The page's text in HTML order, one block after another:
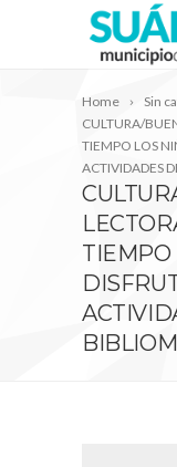
Home
Sin
CULTURA/
TIEMPO LOS
ACTIVIDADES
TIEMPO